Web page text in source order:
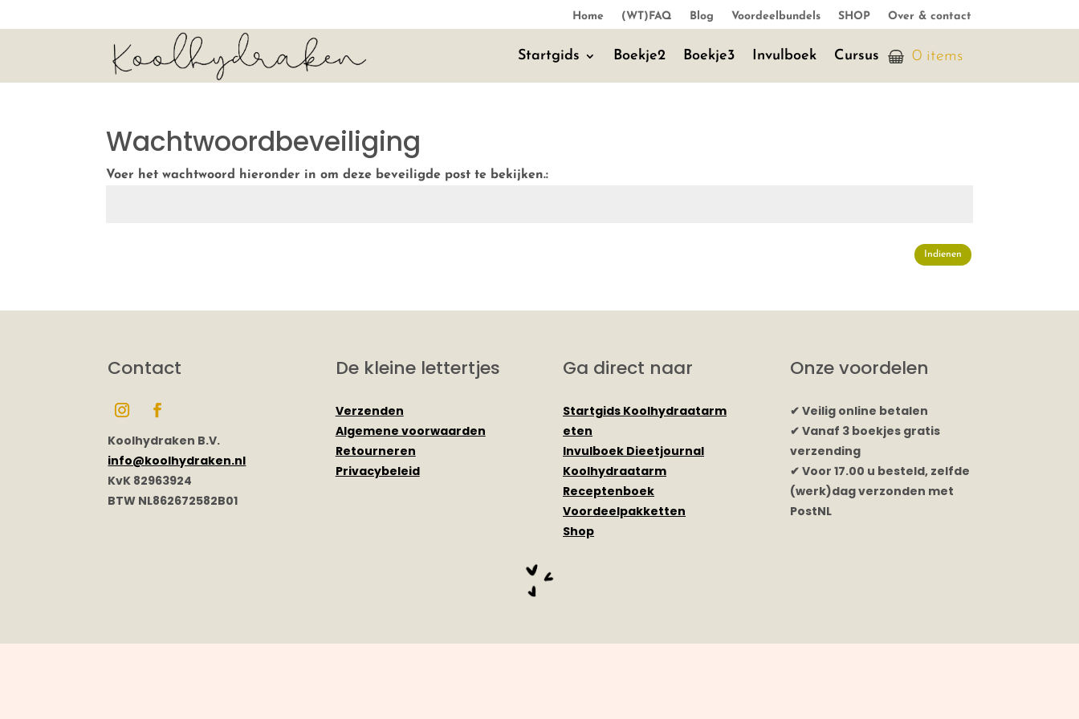
Home (WT)FAQ Blog Voordeelbundels SHOP Over & contact
Startgids Boekje2 Boekje3 Invulboek Cursus 0 items
Wachtwoordbeveiliging
Voer het wachtwoord hieronder in om deze beveiligde post te bekijken.:
Indienen
Contact
Koolhydraken B.V.
info@koolhydraken.nl
KvK 82963924
BTW NL862672582B01
De kleine lettertjes
Verzenden
Algemene voorwaarden
Retourneren
Privacybeleid
Ga direct naar
Startgids Koolhydraatarm
eten
Invulboek Dieetjournal
Koolhydraatarm
Receptenboek
Voordeelpakketten
Shop
Onze voordelen
✔ Veilig online betalen
✔ Vanaf 3 boekjes gratis
verzending
✔ Voor 17.00 u besteld, zelfde
(werk)dag verzonden met
PostNL